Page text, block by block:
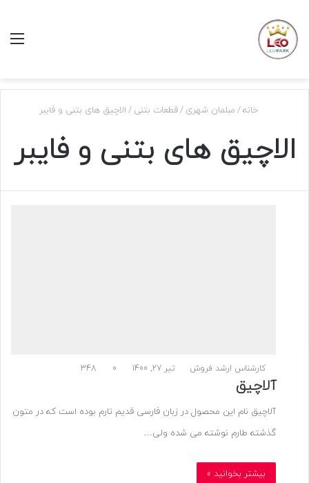
خانه/ مبلمان شهری /قطعات بتنی / الاچیق های بتنی و فایبر
الاچیق های بتنی و فایبر
کارشناس ارشد فروش تیر 27, 1400 0
348
آلاچیق
آلاچیق نام این محصول در زبان فارسی قدیم تارم بوده است که در متون
گذشته طارم نوشته می شده ولی…
بیشتر بخوانید »